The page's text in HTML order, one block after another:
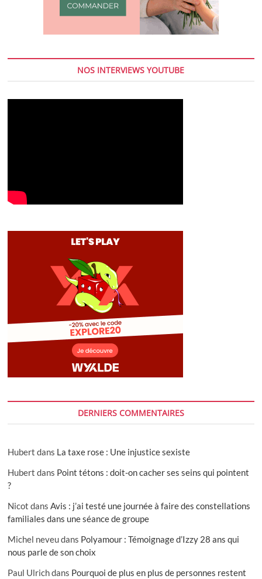
NOS INTERVIEWS YOUTUBE
DERNIERS COMMENTAIRES
Hubert dans La taxe rose : Une injustice sexiste
Hubert dans Point tétons : doit-on cacher ses seins qui pointent
?
Nicot dansAvis : j’ai testé une journée à faire des constellations
familiales dans une séance de groupe
Michel neveudans Polyamour : Témoignage d’Izzy 28 ans qui
nous parle de son choix
Paul Ulrichdans Pourquoi de plus en plus de personnes restent